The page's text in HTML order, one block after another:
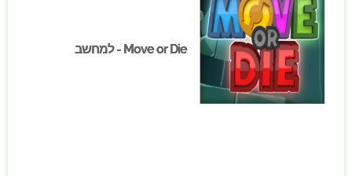
Move or Die - למחשב
Move or Die - למחשב